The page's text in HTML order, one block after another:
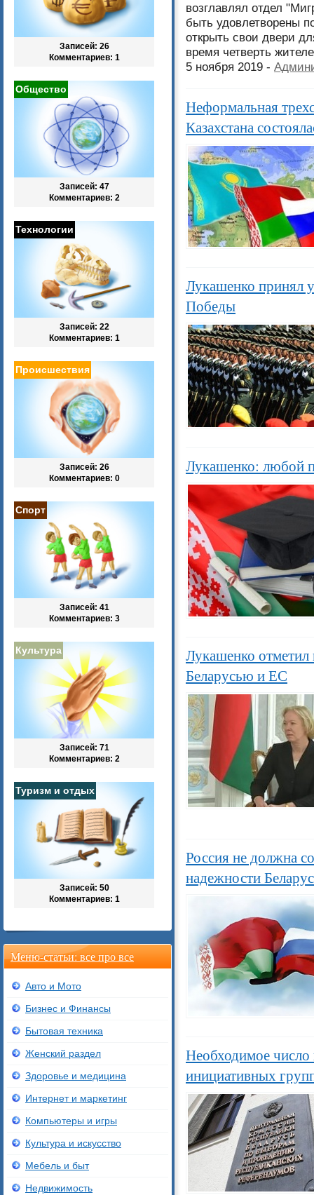
возглавлял отдел
быть удовлетворены
открыть свои двери
время четверть
5 ноября 2019 -
Неформальная
Казахстана
Лукашенко принял
Победы
Лукашенко: любой
Лукашенко
Беларусью и ЕС
Россия не должна
надежности
Необходимое число
инициативных
Записей: 26
Комментариев: 1
Общество
Записей: 47
Комментариев: 2
Технологии
Записей: 22
Комментариев: 1
Происшествия
Записей: 26
Комментариев: 0
Спорт
Записей: 41
Комментариев: 3
Культура
Записей: 71
Комментариев: 2
Туризм и отдых
Записей: 50
Комментариев: 1
Меню-статьи: все про все
Авто и Мото
Бизнес и Финансы
Бытовая техника
Женский раздел
Здоровье и медицина
Интернет и маркетинг
Компьютеры и игры
Культура и искусство
Мебель и быт
Недвижимость